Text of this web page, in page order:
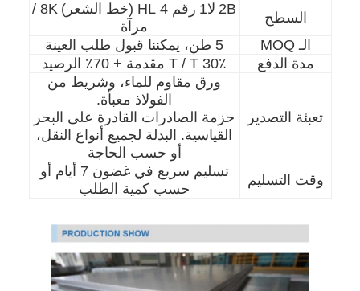
مقاطع فيديو
السطح
2B لا1 رقم 4 HL (خط الشعر)
8K /
مرآة
الـ MOQ
5 طن، يمكننا قبول طلب العينة
مدة الدفع
30٪ T / T مقدمة + 70٪ الرصيد
تعبئة التصدير
ورق مقاوم للماء، وشريط من
الفولاذ معبأة.
حزمة الصادرات القادرة على البحر
القياسية. البدلة لجميع أنواع النقل،
أو حسب الحاجة
وقت التسليم
تسليم سريع في غضون 7 أيام أو
حسب كمية الطلب